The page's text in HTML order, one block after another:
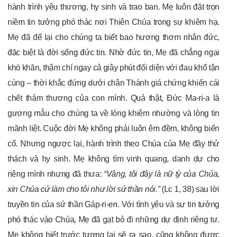
hành trình yêu thương, hy sinh và trao ban. Mẹ luôn đặt trọn
niềm tin tưởng phó thác nơi Thiên Chúa trong sự khiêm hạ.
Mẹ đã để lại cho chúng ta biết bao hương thơm nhân đức,
đặc biệt là đời sống đức tin. Nhờ đức tin, Mẹ đã chẳng ngại
khó khăn, thậm chí ngay cả giây phút đối diện với đau khổ tận
cùng – thời khắc đứng dưới chân Thánh giá chứng khiến cái
chết thảm thương của con mình. Quả thật, Đức Ma-ri-a là
gương mẫu cho chúng ta về lòng khiêm nhường và lòng tin
mãnh liệt. Cuộc đời Mẹ không phải luôn êm đềm, không biến
cố. Nhưng ngược lại, hành trình theo Chúa của Mẹ đầy thử
thách và hy sinh. Mẹ không tìm vinh quang, danh dự cho
riêng mình nhưng đã thưa: “Vâng, tôi đây là nữ tỳ của Chúa,
xin Chúa cứ làm cho tôi như lời sứ thần nói.”(Lc 1, 38) sau lời
truyền tin của sứ thần Gáp-ri-en. Với tình yêu và sự tin tưởng
phó thác vào Chúa, Mẹ đã gạt bỏ đi những dự định riêng tư.
Mẹ không biết trước tương lai sẽ ra sao, cũng không được